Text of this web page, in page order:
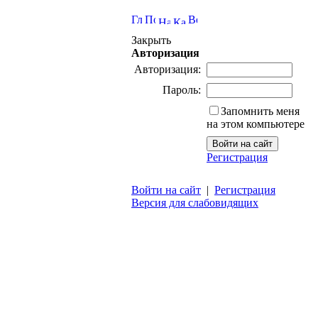
Закрыть
Авторизация
Авторизация:
Пароль:
Запомнить меня
на этом компьютере
Регистрация
Войти на сайт | Регистрация
Версия для слабовидящих